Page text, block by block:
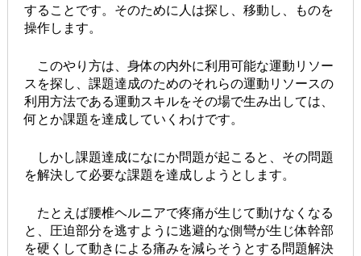
することです。そのために人は探し、移動し、ものを
操作します。
このやり方は、身体の内外に利用可能な運動リソー
スを探し、課題達成のためのそれらの運動リソースの
利用方法である運動スキルをその場で生み出しては、
何とか課題を達成していくわけです。
しかし課題達成になにか問題が起こると、その問題
を解決して必要な課題を達成しようとします。
たとえば腰椎ヘルニアで疼痛が生じて動けなくなる
と、圧迫部分を逃すように逃避的な側彎が生じ体幹部
を硬くして動きによる痛みを減らそうとする問題解決